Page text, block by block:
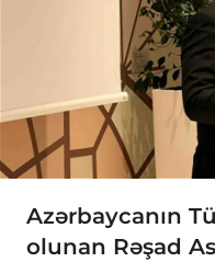
Azərbaycanın
olunan Rəşad